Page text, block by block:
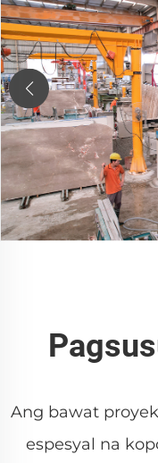
Ang bawat
espesyal na